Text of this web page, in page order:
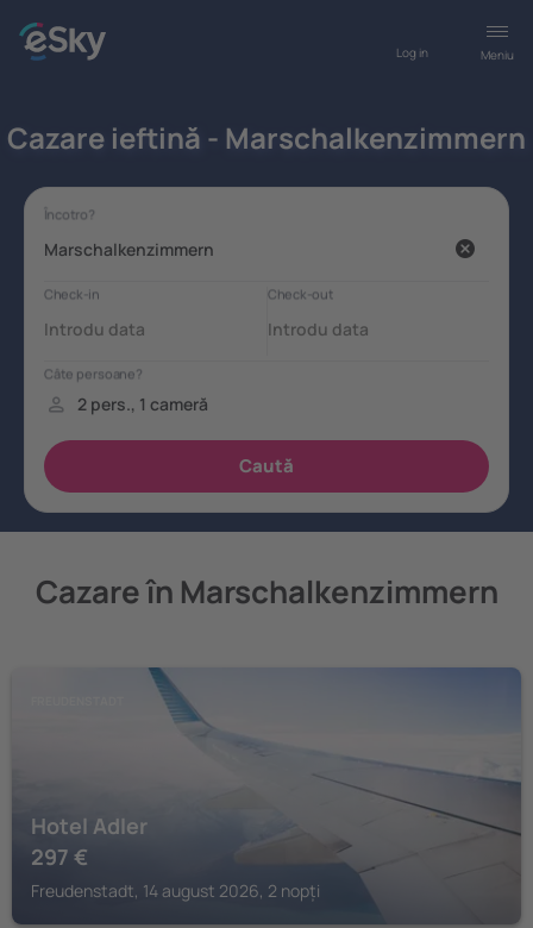
Meniu
Log in
Cazare ieftină - Marschalkenzimmern
Cazare în Marschalkenzimmern
Hotel Adler
297 €
Freudenstadt, 14 august 2026, 2 nopți